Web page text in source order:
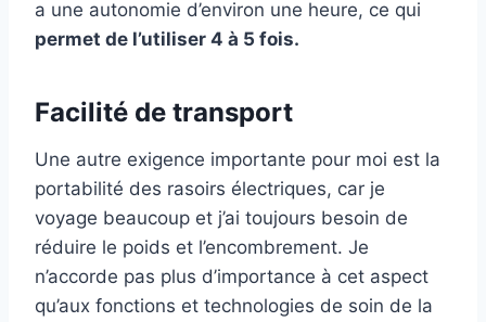
a une autonomie d’environ une heure, ce qui
permet de l’utiliser 4 à 5 fois.
Facilité de transport
Une autre exigence importante pour moi est la
portabilité des rasoirs électriques, car je
voyage beaucoup et j’ai toujours besoin de
réduire le poids et l’encombrement. Je
n’accorde pas plus d’importance à cet aspect
qu’aux fonctions et technologies de soin de la